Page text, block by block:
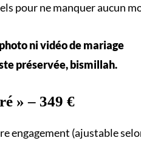
pour ne manquer aucun
ni vidéo de mariage
préservée, bismillah.
» – 349 €
engagement (ajustable